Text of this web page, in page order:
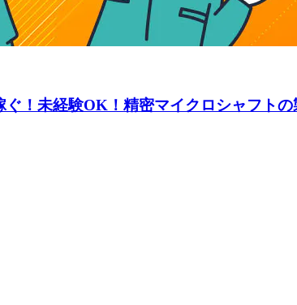
ぐ！未経験OK！精密マイクロシャフト